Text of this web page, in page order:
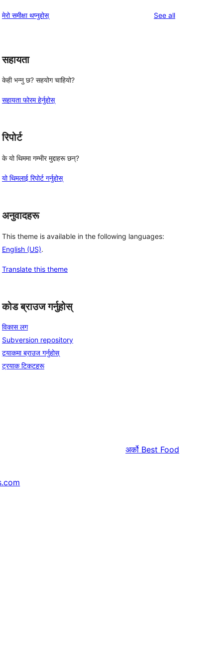
समीक्षाहरू
तारा
मेरो समीक्षा थप्नुहोस् See allreviews
सहायता
केही भन्नु छ? सहयोग चाहियो?
सहायता फोरम हेर्नुहोस्
रिपोर्ट
के यो थिममा गम्भीर मुद्दाहरू छन्?
यो थिमलाई रिपोर्ट गर्नुहोस्
अनुवादहरू
This theme is available in the following languages:
English (US).
Translate this theme
कोड ब्राउज गर्नुहोस्
विकास लग
Subversion repository
ट्र्याकमा ब्राउज गर्नुहोस्
ट्रयाक टिकटहरू
अर्को Best Food